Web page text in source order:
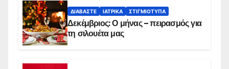
ΔΙΑΒΆΣΤΕ ΙΑΤΡΙΚΆ ΣΤΙΓΜΙΌΤΥΠΑ
Δεκέμβριος: Ο μήνας – πειρασμός για
τη σιλουέτα μας